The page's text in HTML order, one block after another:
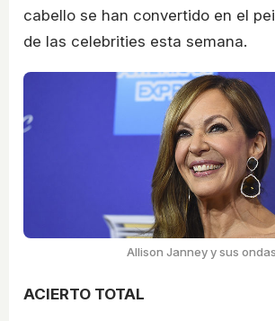
cabello se han convertido en el
de las celebrities esta semana.
Allison Janney y sus ondas
ACIERTO TOTAL